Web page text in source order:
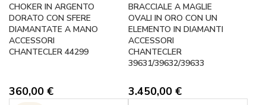
CHOKER IN ARGENTO
DORATO CON SFERE
DIAMANTATE A MANO
ACCESSORI
CHANTECLER 44299
360,00 €
BRACCIALE A MAGLIE
OVALI IN ORO CON UN
ELEMENTO IN DIAMANTI
ACCESSORI
CHANTECLER
39631/39632/39633
3.450,00 €